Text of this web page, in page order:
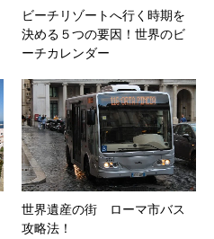
ビーチリゾートへ行く時期を
決める５つの要因！世界のビ
ーチカレンダー
世界遺産の街 ローマ市バス
攻略法！